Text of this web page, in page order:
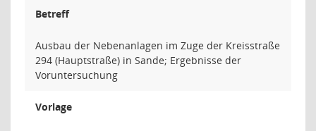
Betreff
Ausbau der Nebenanlagen im Zuge der Kreisstraße
294 (Hauptstraße) in Sande; Ergebnisse der
Voruntersuchung
Vorlage